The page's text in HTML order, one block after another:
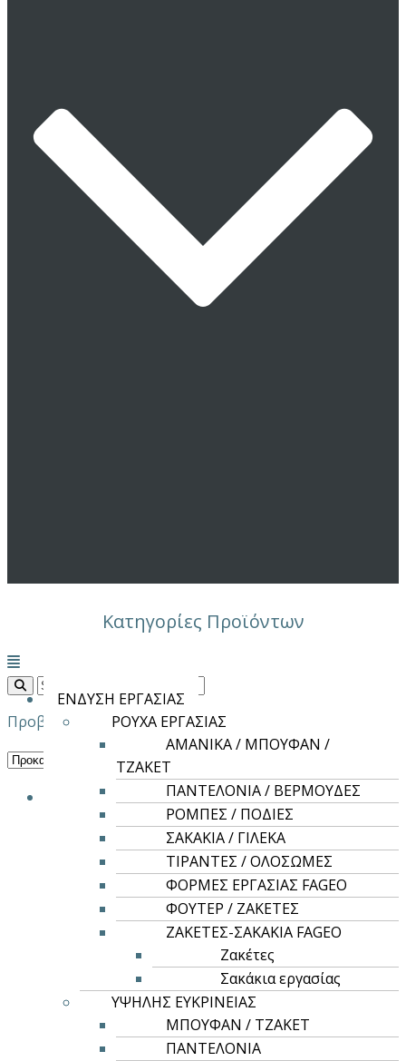
Κατηγορίες Προϊόντων
Μενού
ΕΝΔΥΣΗ ΕΡΓΑΣΙΑΣ
ΡΟΥΧΑ ΕΡΓΑΣΙΑΣ
ΑΜΑΝΙΚΑ / ΜΠΟΥΦΑΝ /
ΤΖΑΚΕΤ
ΠΑΝΤΕΛΟΝΙΑ / ΒΕΡΜΟΥΔΕΣ
ΡΟΜΠΕΣ / ΠΟΔΙΕΣ
ΣΑΚΑΚΙΑ / ΓΙΛΕΚΑ
ΤΙΡΑΝΤΕΣ / ΟΛΟΣΩΜΕΣ
ΦΟΡΜΕΣ ΕΡΓΑΣΙΑΣ FAGEO
ΦΟΥΤΕΡ / ΖΑΚΕΤΕΣ
ΖΑΚΕΤΕΣ-ΣΑΚΑΚΙΑ FAGEO
Ζακέτες
Σακάκια εργασίας
ΥΨΗΛΗΣ ΕΥΚΡΙΝΕΙΑΣ
ΜΠΟΥΦΑΝ / ΤΖΑΚΕΤ
ΠΑΝΤΕΛΟΝΙΑ
Προβάλλονται όλα - 2 αποτελέσματα